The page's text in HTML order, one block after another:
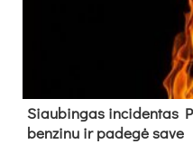
Siau­bin­gas in­ci­den­tas
ben­zi­nu ir pa­de­gė sa­ve